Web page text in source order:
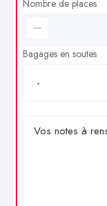
Nombre de places
Bagages en soutes